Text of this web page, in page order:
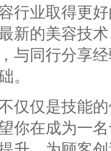
行业取得更
新的美容技
与同行分享
。
仅仅是技能
你在成为一